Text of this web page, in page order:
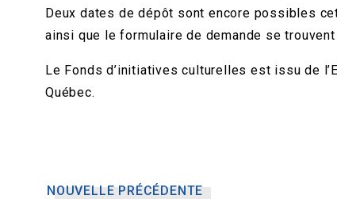
Deux dates de dépôt sont encore possibles
ainsi que le formulaire de demande se
Le Fonds d’initiatives culturelles est issu de
Québec.
NOUVELLE PRÉCÉDENTE